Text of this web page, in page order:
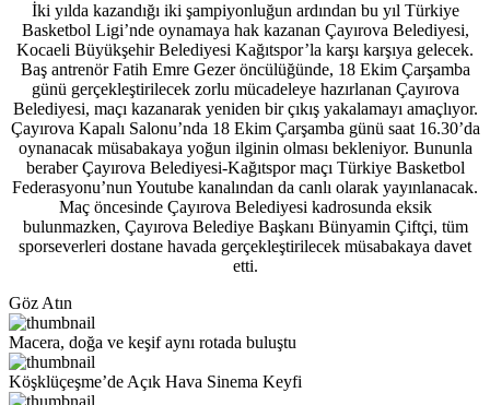
İki yılda kazandığı iki şampiyonluğun ardından bu yıl Türkiye
Basketbol Ligi’nde oynamaya hak kazanan Çayırova Belediyesi,
Kocaeli Büyükşehir Belediyesi Kağıtspor’la karşı karşıya gelecek.
Baş antrenör Fatih Emre Gezer öncülüğünde, 18 Ekim Çarşamba
günü gerçekleştirilecek zorlu mücadeleye hazırlanan Çayırova
Belediyesi, maçı kazanarak yeniden bir çıkış yakalamayı amaçlıyor.
Çayırova Kapalı Salonu’nda 18 Ekim Çarşamba günü saat 16.30’da
oynanacak müsabakaya yoğun ilginin olması bekleniyor. Bununla
beraber Çayırova Belediyesi-Kağıtspor maçı Türkiye Basketbol
Federasyonu’nun Youtube kanalından da canlı olarak yayınlanacak.
Maç öncesinde Çayırova Belediyesi kadrosunda eksik
bulunmazken, Çayırova Belediye Başkanı Bünyamin Çiftçi, tüm
sporseverleri dostane havada gerçekleştirilecek müsabakaya davet
etti.
Göz Atın
Macera, doğa ve keşif aynı rotada buluştu
Köşklüçeşme’de Açık Hava Sinema Keyfi